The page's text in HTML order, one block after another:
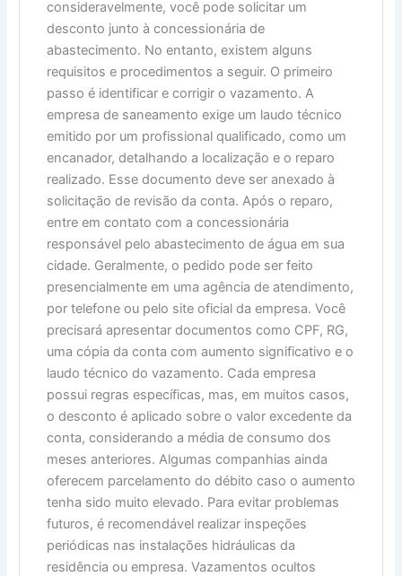
consideravelmente, você pode solicitar um
desconto junto à concessionária de
abastecimento. No entanto, existem alguns
requisitos e procedimentos a seguir. O primeiro
passo é identificar e corrigir o vazamento. A
empresa de saneamento exige um laudo técnico
emitido por um profissional qualificado, como um
encanador, detalhando a localização e o reparo
realizado. Esse documento deve ser anexado à
solicitação de revisão da conta. Após o reparo,
entre em contato com a concessionária
responsável pelo abastecimento de água em sua
cidade. Geralmente, o pedido pode ser feito
presencialmente em uma agência de atendimento,
por telefone ou pelo site oficial da empresa. Você
precisará apresentar documentos como CPF, RG,
uma cópia da conta com aumento significativo e o
laudo técnico do vazamento. Cada empresa
possui regras específicas, mas, em muitos casos,
o desconto é aplicado sobre o valor excedente da
conta, considerando a média de consumo dos
meses anteriores. Algumas companhias ainda
oferecem parcelamento do débito caso o aumento
tenha sido muito elevado. Para evitar problemas
futuros, é recomendável realizar inspeções
periódicas nas instalações hidráulicas da
residência ou empresa. Vazamentos ocultos